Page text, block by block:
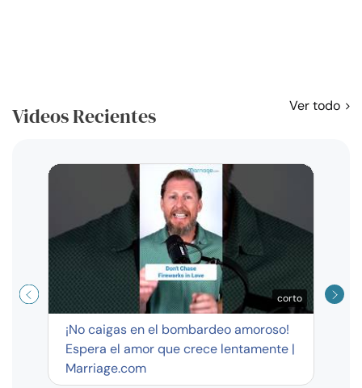
Videos Recientes Ver todo
corto
¡No caigas en el bombardeo amoroso!
Espera el amor que crece lentamente |
Marriage.com